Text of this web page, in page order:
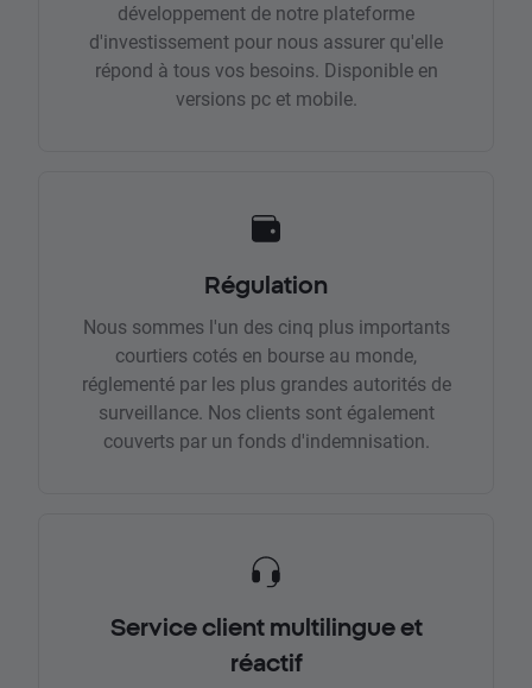
développement de notre plateforme
d'investissement pour nous assurer qu'elle
répond à tous vos besoins. Disponible en
versions pc et mobile.
Régulation
Nous sommes l'un des cinq plus importants
courtiers cotés en bourse au monde,
réglementé par les plus grandes autorités de
surveillance. Nos clients sont également
couverts par un fonds d'indemnisation.
Service client multilingue et
réactif